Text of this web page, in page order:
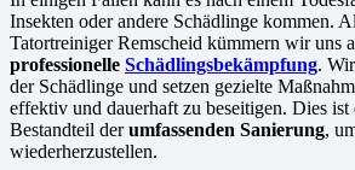
Insekten oder andere Schädlinge kommen.
Tatortreiniger Remscheid kümmern wir uns
professionelle Schädlingsbekämpfung.
der Schädlinge und setzen gezielte
effektiv und dauerhaft zu beseitigen. Dies
Bestandteil derumfassenden Sanierung,
wiederherzustellen.